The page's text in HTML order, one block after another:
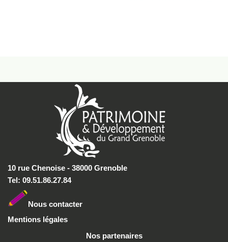
10 rue Chenoise - 38000 Grenoble
Tel: 09.51.86.27.84
Nous contacter
Mentions légales
Nos partenaires